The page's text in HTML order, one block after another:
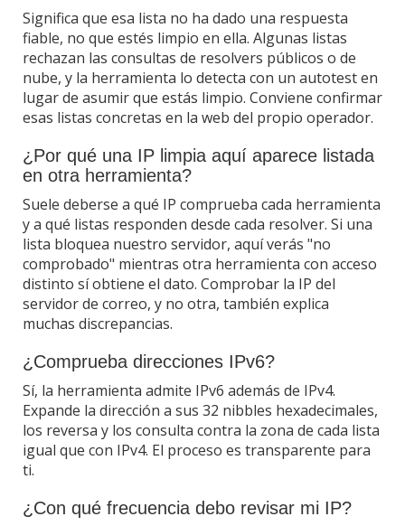
Significa que esa lista no ha dado una respuesta
fiable, no que estés limpio en ella. Algunas listas
rechazan las consultas de resolvers públicos o de
nube, y la herramienta lo detecta con un autotest en
lugar de asumir que estás limpio. Conviene confirmar
esas listas concretas en la web del propio operador.
¿Por qué una IP limpia aquí aparece listada
en otra herramienta?
Suele deberse a qué IP comprueba cada herramienta
y a qué listas responden desde cada resolver. Si una
lista bloquea nuestro servidor, aquí verás "no
comprobado" mientras otra herramienta con acceso
distinto sí obtiene el dato. Comprobar la IP del
servidor de correo, y no otra, también explica
muchas discrepancias.
¿Comprueba direcciones IPv6?
Sí, la herramienta admite IPv6 además de IPv4.
Expande la dirección a sus 32 nibbles hexadecimales,
los reversa y los consulta contra la zona de cada lista
igual que con IPv4. El proceso es transparente para
ti.
¿Con qué frecuencia debo revisar mi IP?